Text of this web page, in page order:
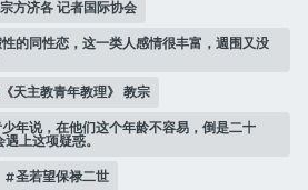
方济各 记者国际协会
的同性恋，这一类人感情很丰富，週围又没
天主教青年教理》 教宗
年说，在他们这个年龄不容易，倒是二十
上这项疑惑。
圣若望保禄二世